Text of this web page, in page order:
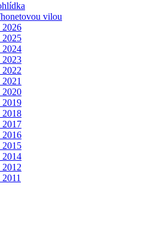
vilou
2026
2025
2024
2023
2020
2019
2018
2017
2016
2015
2014